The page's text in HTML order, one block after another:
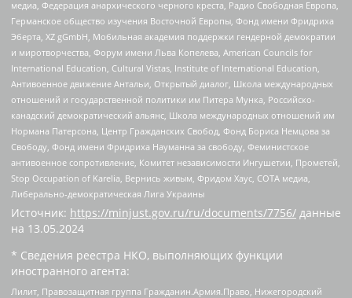
медиа, Федерация анархического черного креста, Радио Свободная Европа,
Германское общество изучения Восточной Европы, Фонд имени Фридриха
Эберта, XZ gGmbH, Мобильная академия поддержки гендерной демократии
и миротворчества, Форум имени Льва Копелева, American Councils for
International Education, Cultural Vistas, Institute of International Education,
Антивоенное движение Антальи, Открытый диалог, Школа международных
отношений и государственной политики им Питера Мунка, Российско-
канадский демократический альянс, Школа международных отношений им
Нормана Патерсона, Центр Гражданских Свобод, Фонд Бориса Немцова за
Свободу, Фонд имени Фридриха Науманна за свободу, Феминистское
антивоенное сопротивление, Комитет независимости Ингушетии, Прометей,
Stop Occupation of Karelia, Вернись живым, Фридом Хаус, СОТА медиа,
Либерально-демократическая Лига Украины
Источник: https://minjust.gov.ru/ru/documents/7756/ данные
на 13.05.2024
* Сведения реестра НКО, выполняющих функции
иностранного агента:
Лилит, Правозащитная группа Гражданин.Армия.Право, Нижегородский